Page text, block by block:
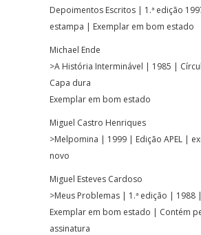
Depoimentos Escritos | 1.ª edição
estampa | Exemplar em bom estado
Michael Ende
>A História Interminável | 1985 |
Capa dura
Exemplar em bom estado
Miguel Castro Henriques
>Melpomina | 1999 | Edição APEL |
novo
Miguel Esteves Cardoso
>Meus Problemas | 1.ª edição | 1988
Exemplar em bom estado | Contém
assinatura